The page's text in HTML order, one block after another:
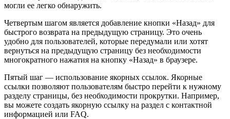
могли ее легко обнаружить.
Четвертым шагом является добавление кнопки «Назад» для
быстрого возврата на предыдущую страницу. Это очень
удобно для пользователей, которые передумали или хотят
вернуться на предыдущую страницу без необходимости
многократного нажатия на кнопку «Назад» в браузере.
Пятый шаг — использование якорных ссылок. Якорные
ссылки позволяют пользователям быстро перейти к нужному
разделу страницы, без необходимости прокрутки. Например,
вы можете создать якорную ссылку на раздел с контактной
информацией или FAQ.